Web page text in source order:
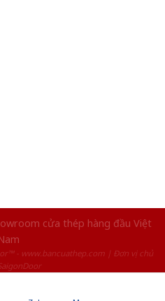
cửa thép hàng đầu Việt
- www.bancuathep.com | Đơn vị chủ